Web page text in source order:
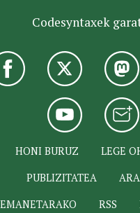
Codesyntaxek
HONI BURUZ
LEGE
PUBLIZITATEA
RSS